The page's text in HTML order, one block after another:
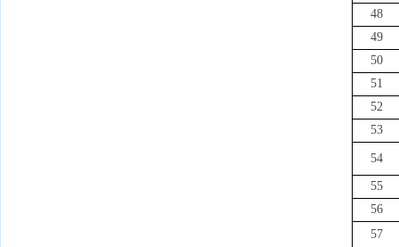
48
49
50
51
52
53
54
55
56
57